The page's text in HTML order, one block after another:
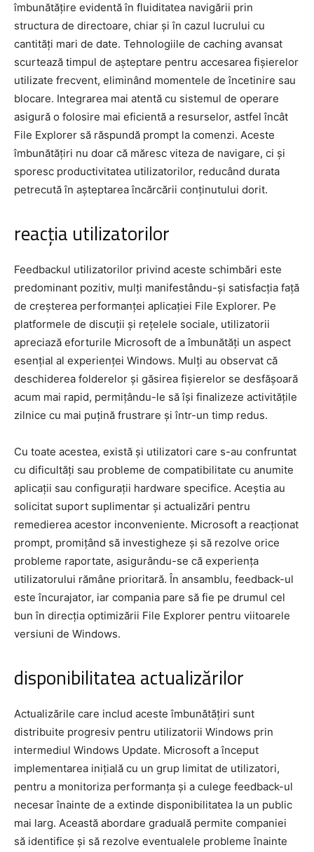
îmbunătățire evidentă în fluiditatea navigării prin
structura de directoare, chiar și în cazul lucrului cu
cantități mari de date. Tehnologiile de caching avansat
scurtează timpul de așteptare pentru accesarea fișierelor
utilizate frecvent, eliminând momentele de încetinire sau
blocare. Integrarea mai atentă cu sistemul de operare
asigură o folosire mai eficientă a resurselor, astfel încât
File Explorer să răspundă prompt la comenzi. Aceste
îmbunătățiri nu doar că măresc viteza de navigare, ci și
sporesc productivitatea utilizatorilor, reducând durata
petrecută în așteptarea încărcării conținutului dorit.
reacția utilizatorilor
Feedbackul utilizatorilor privind aceste schimbări este
predominant pozitiv, mulți manifestându-și satisfacția față
de creșterea performanței aplicației File Explorer. Pe
platformele de discuții și rețelele sociale, utilizatorii
apreciază eforturile Microsoft de a îmbunătăți un aspect
esențial al experienței Windows. Mulți au observat că
deschiderea folderelor și găsirea fișierelor se desfășoară
acum mai rapid, permițându-le să își finalizeze activitățile
zilnice cu mai puțină frustrare și într-un timp redus.
Cu toate acestea, există și utilizatori care s-au confruntat
cu dificultăți sau probleme de compatibilitate cu anumite
aplicații sau configurații hardware specifice. Aceștia au
solicitat suport suplimentar și actualizări pentru
remedierea acestor inconveniente. Microsoft a reacționat
prompt, promițând să investigheze și să rezolve orice
probleme raportate, asigurându-se că experiența
utilizatorului rămâne prioritară. În ansamblu, feedback-ul
este încurajator, iar compania pare să fie pe drumul cel
bun în direcția optimizării File Explorer pentru viitoarele
versiuni de Windows.
disponibilitatea actualizărilor
Actualizările care includ aceste îmbunătățiri sunt
distribuite progresiv pentru utilizatorii Windows prin
intermediul Windows Update. Microsoft a început
implementarea inițială cu un grup limitat de utilizatori,
pentru a monitoriza performanța și a culege feedback-ul
necesar înainte de a extinde disponibilitatea la un public
mai larg. Această abordare graduală permite companiei
să identifice și să rezolve eventualele probleme înainte